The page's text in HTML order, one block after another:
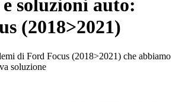
soluzioni auto:
(2018>2021)
di Ford Focus (2018>2021) che abbiamo
soluzione